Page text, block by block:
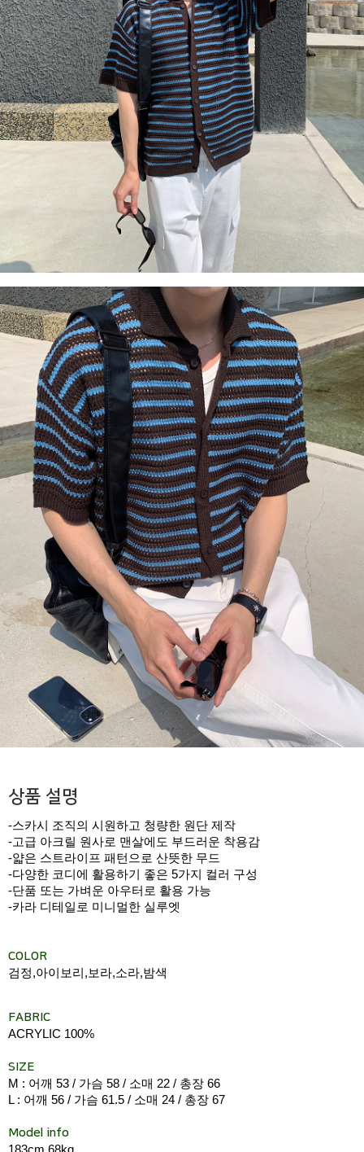
상품 설명
-스카시 조직의 시원하고 청량한 원단 제작
-고급 아크릴 원사로 맨살에도 부드러운 착용감
-얇은 스트라이프 패턴으로 산뜻한 무드
-다양한 코디에 활용하기 좋은 5가지 컬러 구성
-단품 또는 가벼운 아우터로 활용 가능
-카라 디테일로 미니멀한 실루엣
COLOR
검정,아이보리,보라,소라,밤색
FABRIC
ACRYLIC 100%
SIZE
M : 어깨 53 / 가슴 58 / 소매 22 / 총장 66
L : 어깨 56 / 가슴 61.5 / 소매 24 / 총장 67
Model info
183cm 68kg